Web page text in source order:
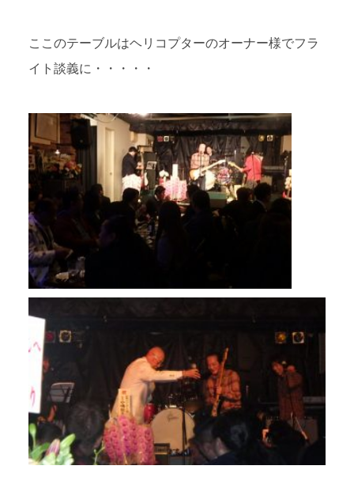
ここのテーブルはヘリコプターのオーナー様でフラ
イト談義に・・・・・